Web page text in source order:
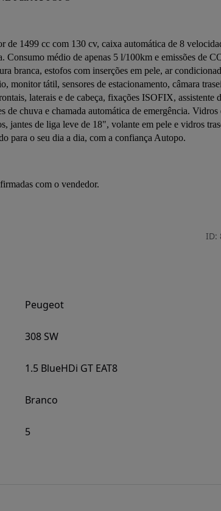
1499 cc com 130 cv, caixa automática de 8
médio de apenas 5 l/100km e emissões de
branca, estofos com inserções em pele, ar
monitor tátil, sensores de estacionamento, câmara
laterais e de cabeça, fixações ISOFIX, assistente
de chuva e chamada automática de emergência. Vidros
jantes de liga leve de 18", volante em pele e vidros
para o seu dia a dia, com a confiança Autopo.
com o vendedor.
ID:
Peugeot
308 SW
1.5 BlueHDi GT EAT8
Branco
5